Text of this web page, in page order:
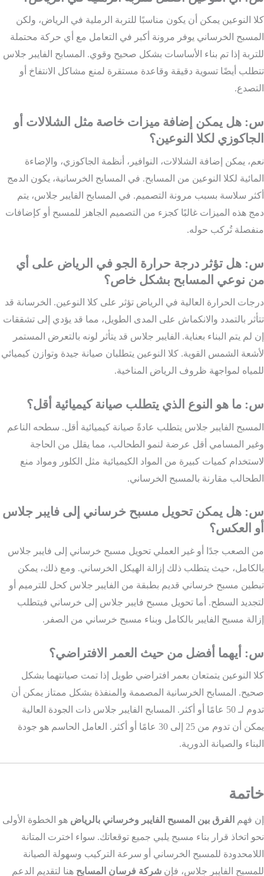
كلا النوعين يمكن أن يكون مناسبًا للتربة الرملية في الرياض، ولكن
المسبح الخرساني يوفر مرونة أكبر في التعامل مع أي حركة محتملة
للتربة إذا تم بناء الأساسات بشكل صحيح وقوي. المسابح الفايبر جلاس
تتطلب أيضًا تسوية دقيقة وقاعدة مستقرة لمنع مشاكل الانتفاخ أو
التصدع.
س: هل يمكن إضافة ميزات خاصة مثل الشلالات أو
الجاكوزي لكلا النوعين؟
نعم، يمكن إضافة الشلالات، النوافير، أنظمة الجاكوزي، والإضاءة
المائية لكلا النوعين من المسابح. في المسابح الخرسانية، يكون الدمج
أكثر سلاسة بسبب مرونة التصميم. في المسابح الفايبر جلاس، يتم
دمج هذه الميزات غالبًا كجزء من التصميم الجاهز للمسبح أو كإضافات
منفصلة تُركب حوله.
س: هل تؤثر درجة حرارة الجو في الرياض على أي
من نوعي المسابح بشكل خاص؟
درجات الحرارة العالية في الرياض تؤثر على كلا النوعين. الخرسانة قد
تتأثر بالتمدد والانكماش على المدى الطويل، مما قد يؤدي إلى تشققات
إن لم يتم البناء بعناية. الفايبر جلاس قد يتأثر لونه بالتعرض المستمر
لأشعة الشمس القوية. كلا النوعين يتطلبان صيانة جيدة وتوازن كيميائي
للمياه لمواجهة ظروف الرياض المناخية.
س: ما هو النوع الذي يتطلب صيانة كيميائية أقل؟
المسبح الفايبر جلاس يتطلب عادةً صيانة كيميائية أقل. سطحه الناعم
وغير المسامي أقل عرضة لنمو الطحالب، مما يقلل من الحاجة
لاستخدام كميات كبيرة من المواد الكيميائية مثل الكلور ومواد منع
الطحالب مقارنة بالمسبح الخرساني.
س: هل يمكن تحويل مسبح خرساني إلى فايبر جلاس
أو العكس؟
من الصعب جدًا أو غير العملي تحويل مسبح خرساني إلى فايبر جلاس
بالكامل، حيث يتطلب ذلك إزالة الهيكل الخرساني. ومع ذلك، يمكن
تبطين مسبح خرساني قديم بطبقة من الفايبر جلاس كحل للترميم أو
لتجديد السطح. أما تحويل مسبح فايبر جلاس إلى خرساني فيتطلب
إزالة مسبح الفايبر بالكامل وبناء مسبح خرساني من الصفر.
س: أيهما أفضل من حيث العمر الافتراضي؟
كلا النوعين يتمتعان بعمر افتراضي طويل إذا تمت صيانتهما بشكل
صحيح. المسابح الخرسانية المصممة والمنفذة بشكل ممتاز يمكن أن
تدوم لـ 50 عامًا أو أكثر. المسابح الفايبر جلاس ذات الجودة العالية
يمكن أن تدوم من 25 إلى 30 عامًا أو أكثر. العامل الحاسم هو جودة
البناء والصيانة الدورية.
خاتمة
إن فهم الفرق بين المسبح الفايبر وخرساني بالرياض هو الخطوة الأولى
نحو اتخاذ قرار بناء مسبح يلبي جميع توقعاتك. سواء اخترت المتانة
اللامحدودة للمسبح الخرساني أو سرعة التركيب وسهولة الصيانة
للمسبح الفايبر جلاس، فإن شركة فرسان المسابح هنا لتقديم الدعم